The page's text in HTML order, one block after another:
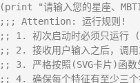
(print "请输入您的星座、
;;; Attention: 运行规则!
;; 1. 初次启动时必须只运
;; 2. 接收用户输入之后，调
;; 3. 严格按照(SVG卡片)函数
;; 4. 确保每个特征有至少三个